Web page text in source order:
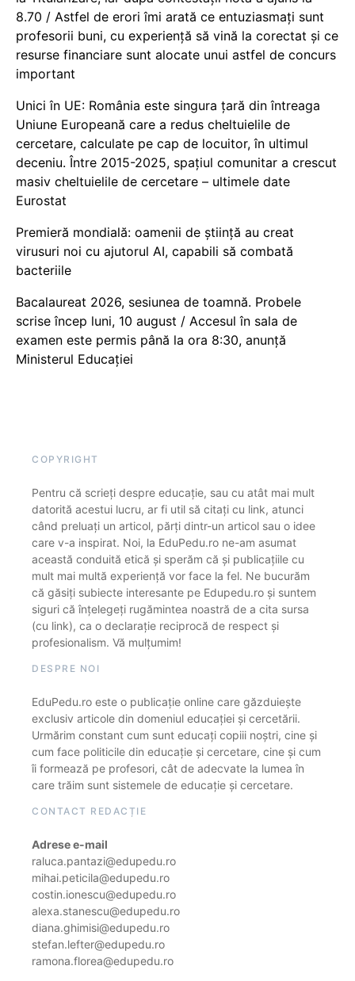
8.70 / Astfel de erori îmi arată ce entuziasmați sunt
profesorii buni, cu experiență să vină la corectat și ce
resurse financiare sunt alocate unui astfel de concurs
important
Unici în UE: România este singura țară din întreaga
Uniune Europeană care a redus cheltuielile de
cercetare, calculate pe cap de locuitor, în ultimul
deceniu. Între 2015-2025, spațiul comunitar a crescut
masiv cheltuielile de cercetare – ultimele date
Eurostat
Premieră mondială: oamenii de știință au creat
virusuri noi cu ajutorul AI, capabili să combată
bacteriile
Bacalaureat 2026, sesiunea de toamnă. Probele
scrise încep luni, 10 august / Accesul în sala de
examen este permis până la ora 8:30, anunță
Ministerul Educației
COPYRIGHT
Pentru că scrieți despre educație, sau cu atât mai mult
datorită acestui lucru, ar fi util să citați cu link, atunci
când preluați un articol, părți dintr-un articol sau o idee
care v-a inspirat. Noi, la EduPedu.ro ne-am asumat
această conduită etică și sperăm că și publicațiile cu
mult mai multă experiență vor face la fel. Ne bucurăm
că găsiți subiecte interesante pe Edupedu.ro și suntem
siguri că înțelegeți rugămintea noastră de a cita sursa
(cu link), ca o declarație reciprocă de respect și
profesionalism. Vă mulțumim!
DESPRE NOI
EduPedu.ro este o publicație online care găzduiește
exclusiv articole din domeniul educației și cercetării.
Urmărim constant cum sunt educați copiii noștri, cine și
cum face politicile din educație și cercetare, cine și cum
îi formează pe profesori, cât de adecvate la lumea în
care trăim sunt sistemele de educație și cercetare.
CONTACT REDACȚIE
Adrese e-mail
raluca.pantazi@edupedu.ro
mihai.peticila@edupedu.ro
costin.ionescu@edupedu.ro
alexa.stanescu@edupedu.ro
diana.ghimisi@edupedu.ro
stefan.lefter@edupedu.ro
ramona.florea@edupedu.ro